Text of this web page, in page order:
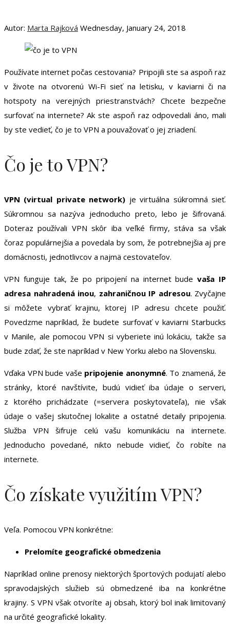
Autor: Marta Rajková Wednesday, January 24, 2018
Používate internet počas cestovania? Pripojili ste sa aspoň raz
v živote na otvorenú Wi-Fi sieť na letisku, v kaviarni či na
hotspoty na verejných priestranstvách? Chcete bezpečne
surfovať na internete? Ak ste aspoň raz odpovedali áno, mali
by ste vedieť, čo je to VPN a pouvažovať o jej zriadení.
Čo je to VPN?
VPN (virtual private network) je virtuálna súkromná sieť.
Súkromnou sa nazýva jednoducho preto, lebo je šifrovaná.
Doteraz používali VPN skôr iba veľké firmy, stáva sa však
čoraz populárnejšia a povedala by som, že potrebnejšia aj pre
domácnosti, jednotlivcov a najmä cestovateľov.
VPN funguje tak, že po pripojení na internet budevaša IP
adresa nahradená inou, zahraničnou IP adresou. Zvyčajne
si môžete vybrať krajinu, ktorej IP adresu chcete použiť.
Povedzme napríklad, že budete surfovať v kaviarni Starbucks
v Manile, ale pomocou VPN si vyberiete inú lokáciu, takže sa
bude zdať, že ste napríklad v New Yorku alebo na Slovensku.
Vďaka VPN bude vaše pripojenie anonymné. To znamená, že
stránky, ktoré navštívite, budú vidieť iba údaje o serveri,
z ktorého prichádzate (=servera poskytovateľa), nie však
údaje o vašej skutočnej lokalite a ostatné detaily pripojenia.
Služba VPN šifruje celú vašu komunikáciu na internete.
Jednoducho povedané, nikto nebude vidieť, čo robíte na
internete.
Čo získate využitím VPN?
Veľa. Pomocou VPN konkrétne:
Prelomíte geografické obmedzenia
Napríklad online prenosy niektorých športových podujatí alebo
spravodajských služieb sú obmedzené iba na konkrétne
krajiny. S VPN však otvoríte aj obsah, ktorý bol inak limitovaný
na určité geografické lokality.